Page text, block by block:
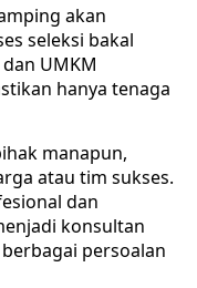
akan
seleksi bakal
UMKM
hanya tenaga
manapun,
atau tim sukses.
dan
konsultan
persoalan